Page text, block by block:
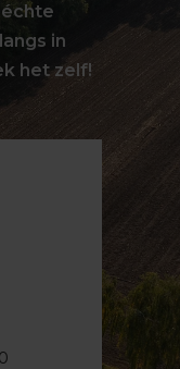
in
het zelf!